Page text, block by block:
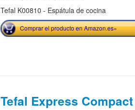
Tefal K00810 - Espátula de cocina
Comprar el producto en Amazon.es»
Tefal Express